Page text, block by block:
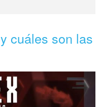
cuáles son las